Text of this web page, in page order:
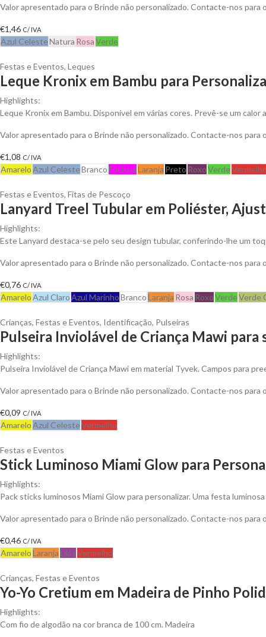
Valor apresentado para o Brinde não personalizado. Contacte-nos
€1,46 C/ IVA
Azul CelesteNatura RosaVerde
Festas e Eventos, Leques
Leque Kronix em Bambu para
Highlights:
Leque Kronix em Bambu. Disponível em várias cores. Prevê-se um calor
Valor apresentado para o Brinde não personalizado. Contacte-nos
€1,08 C/ IVA
AmareloAzul CelesteBrancoFuchsiaLaranja Preto RoxoVerde
Festas e Eventos, Fitas de Pescoço
Lanyard Treel Tubular em Poliéster,
Highlights:
Este Lanyard destaca-se pelo seu design tubular, conferindo-lhe um
Valor apresentado para o Brinde não personalizado. Contacte-nos
€0,76 C/ IVA
AmareloAzul ClaroAzul MarinhoBrancoLaranja Rosa RoxoVerdeVerde
Crianças, Festas e Eventos, Identificação, Pulseiras
Pulseira Inviolável de Criança Mawi para
Highlights:
Pulseira Inviolável de Criança Mawi em material Tyvek. Campos para
Valor apresentado para o Brinde não personalizado. Contacte-nos
€0,09 C/ IVA
AmareloAzul CelesteVermelho
Festas e Eventos
Stick Luminoso Miami Glow para
Highlights:
Pack sticks luminosos Miami Glow para personalizar. Uma festa
Valor apresentado para o Brinde não personalizado. Contacte-nos
€0,46 C/ IVA
AmareloLaranja LilásVermelho
Crianças, Festas e Eventos
Yo-Yo Cretium em Madeira de Pinho
Highlights:
Com fio de algodão na cor branca de 100 cm. Madeira